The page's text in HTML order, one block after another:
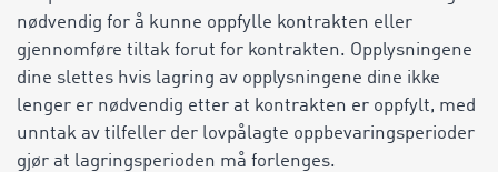
nødvendig for å kunne oppfylle kontrakten eller
gjennomføre tiltak forut for kontrakten. Opplysningene
dine slettes hvis lagring av opplysningene dine ikke
lenger er nødvendig etter at kontrakten er oppfylt, med
unntak av tilfeller der lovpålagte oppbevaringsperioder
gjør at lagringsperioden må forlenges.